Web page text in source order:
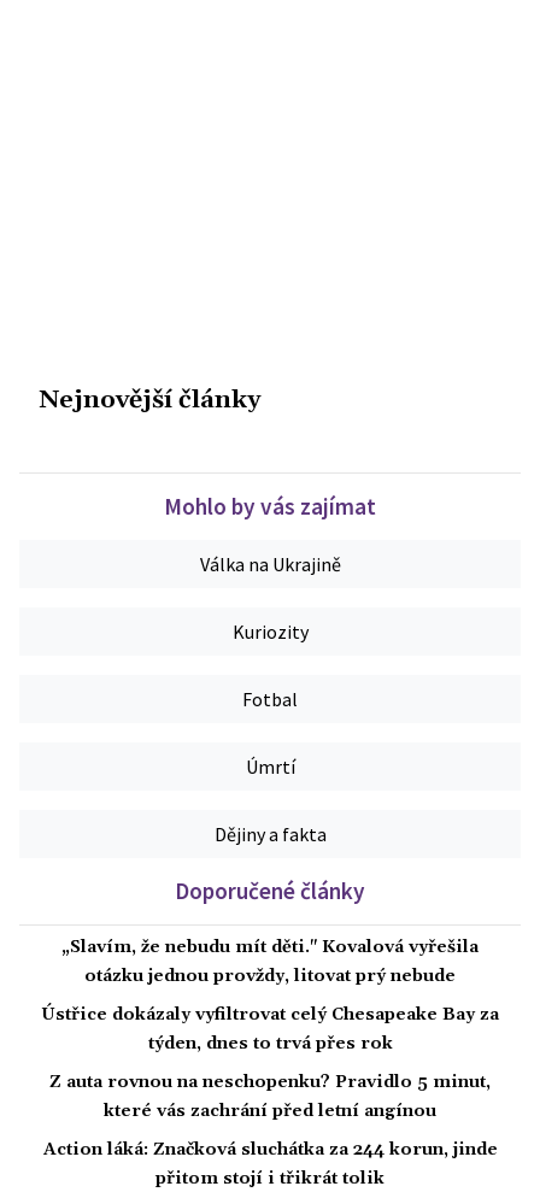
Nejnovější články
Mohlo by vás zajímat
Válka na Ukrajině
Kuriozity
Fotbal
Úmrtí
Dějiny a fakta
Doporučené články
„Slavím, že nebudu mít děti." Kovalová vyřešila
otázku jednou provždy, litovat prý nebude
Ústřice dokázaly vyfiltrovat celý Chesapeake Bay za
týden, dnes to trvá přes rok
Z auta rovnou na neschopenku? Pravidlo 5 minut,
které vás zachrání před letní angínou
Action láká: Značková sluchátka za 244 korun, jinde
přitom stojí i třikrát tolik